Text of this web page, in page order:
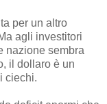
per un altro
agli investitori
nazione sembra
il dollaro è un
ciechi.